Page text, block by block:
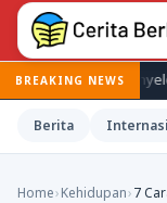
BREAKING NEWS
Fasilitas
Berita
Home›Kehidupan›7